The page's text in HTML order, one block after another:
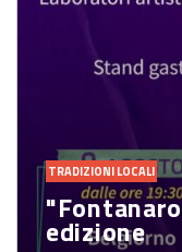
TRADIZIONI LOCALI
edizione